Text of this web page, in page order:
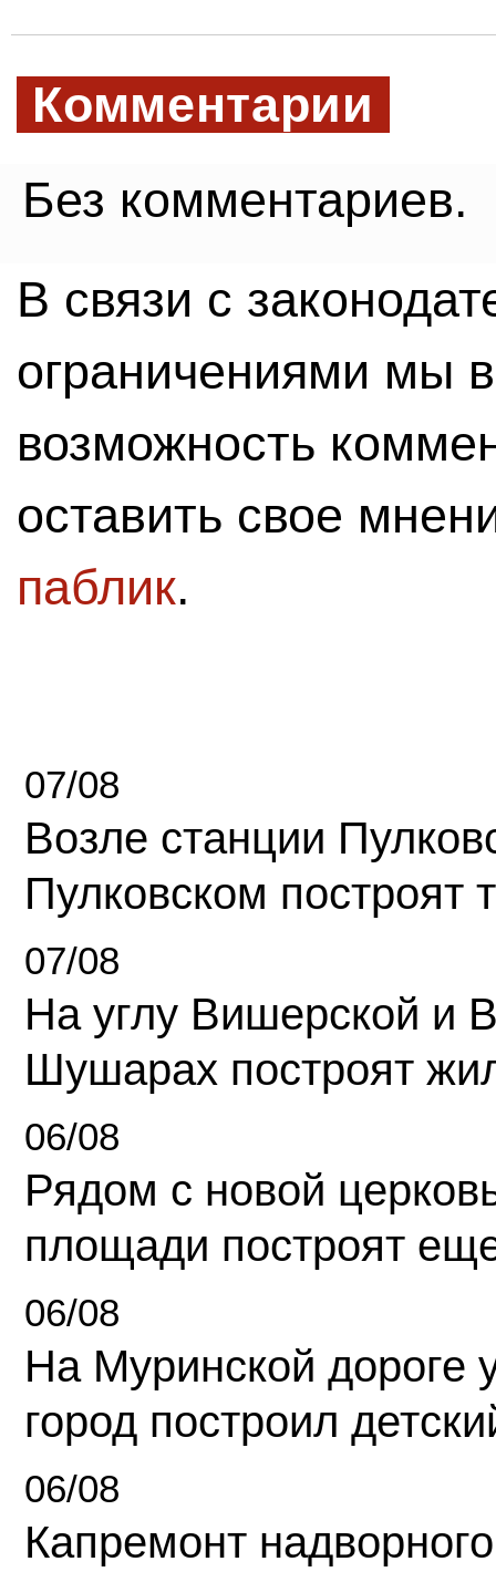
Комментарии
Без комментариев.
В связи с
ограничениями мы
возможность
оставить свое
паблик.
07/08
Возле станции
Пулковском построят
07/08
На углу Вишерской и
Шушарах построят
06/08
Рядом с новой
площади построят
06/08
На Муринской дороге
город построил
06/08
Капремонт